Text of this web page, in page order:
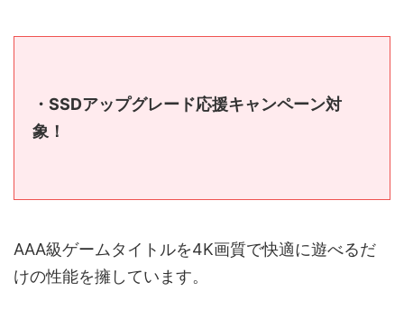
・SSDアップグレード応援キャンペーン対
象！
AAA級ゲームタイトルを4K画質で快適に遊べるだ
けの性能を擁しています。